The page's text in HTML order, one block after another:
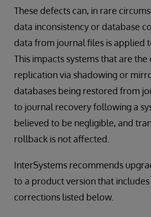
These defects can, in rare
data inconsistency or database
data from journal files is applied
This impacts systems that are
replication via shadowing or
databases being restored from
to journal recovery following a
believed to be negligible, and
rollback is not affected.
InterSystems recommends
to a product version that includes
corrections listed below.